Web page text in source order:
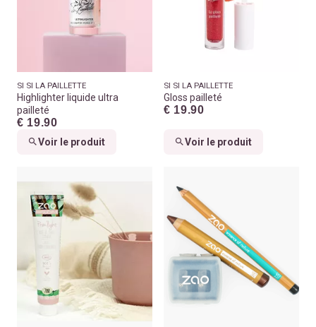
SI SI LA PAILLETTE
Highlighter liquide ultra
pailleté
€ 19.90
Voir le produit
SI SI LA PAILLETTE
Gloss pailleté
€ 19.90
Voir le produit